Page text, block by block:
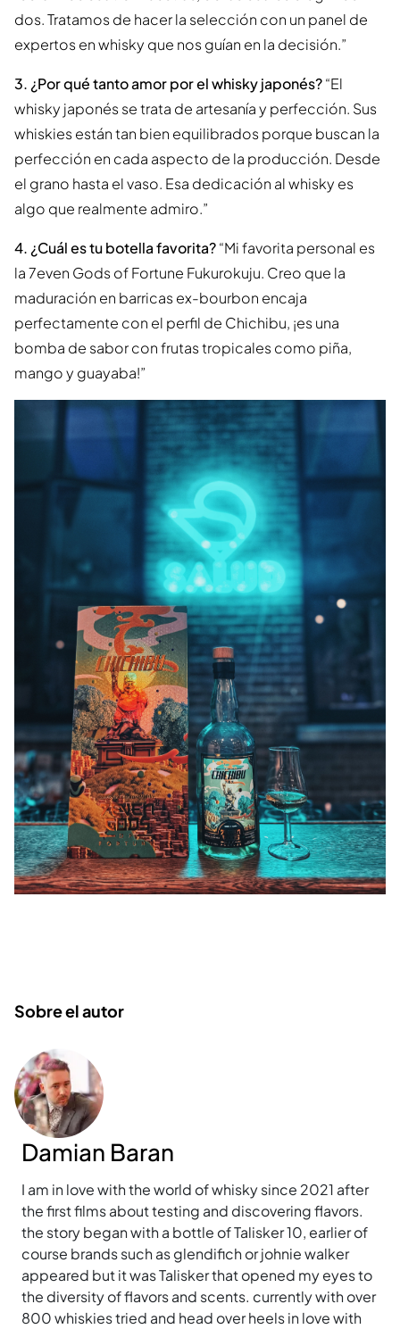
dos. Tratamos de hacer la selección con un panel de
expertos en whisky que nos guían en la decisión.”
3. ¿Por qué tanto amor por el whisky japonés?“El
whisky japonés se trata de artesanía y perfección. Sus
whiskies están tan bien equilibrados porque buscan la
perfección en cada aspecto de la producción. Desde
el grano hasta el vaso. Esa dedicación al whisky es
algo que realmente admiro.”
4. ¿Cuál es tu botella favorita?“Mi favorita personal es
la 7even Gods of Fortune Fukurokuju. Creo que la
maduración en barricas ex-bourbon encaja
perfectamente con el perfil de Chichibu, ¡es una
bomba de sabor con frutas tropicales como piña,
mango y guayaba!”
Sobre el autor
Damian Baran
I am in love with the world of whisky since 2021 after
the first films about testing and discovering flavors.
the story began with a bottle of Talisker 10, earlier of
course brands such as glendifich or johnie walker
appeared but it was Talisker that opened my eyes to
the diversity of flavors and scents. currently with over
800 whiskies tried and head over heels in love with